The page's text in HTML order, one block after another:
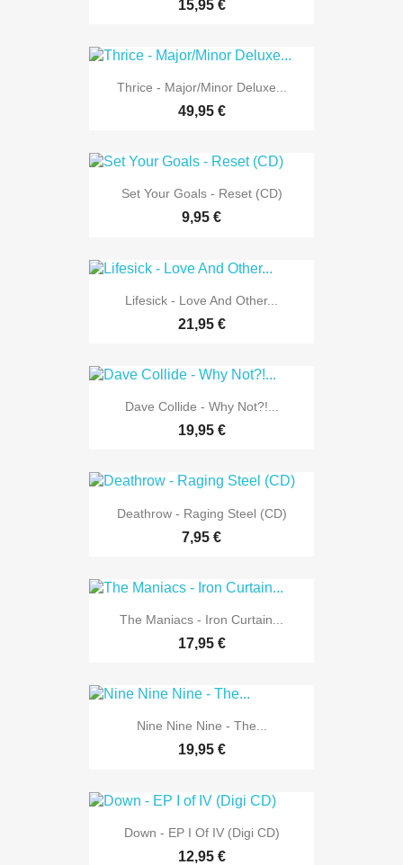
15,95 €
Thrice - Major/Minor Deluxe...
49,95 €
Set Your Goals - Reset (CD)
9,95 €
Lifesick - Love And Other...
21,95 €
Dave Collide - Why Not?!...
19,95 €
Deathrow - Raging Steel (CD)
7,95 €
The Maniacs - Iron Curtain...
17,95 €
Nine Nine Nine - The...
19,95 €
Down - EP I Of IV (Digi CD)
12,95 €